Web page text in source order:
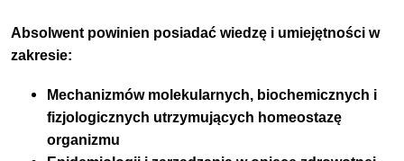
Absolwent powinien posiadać wiedzę i umiejętności w
zakresie:
Mechanizmów molekularnych, biochemicznych i
fizjologicznych utrzymujących homeostazę
organizmu